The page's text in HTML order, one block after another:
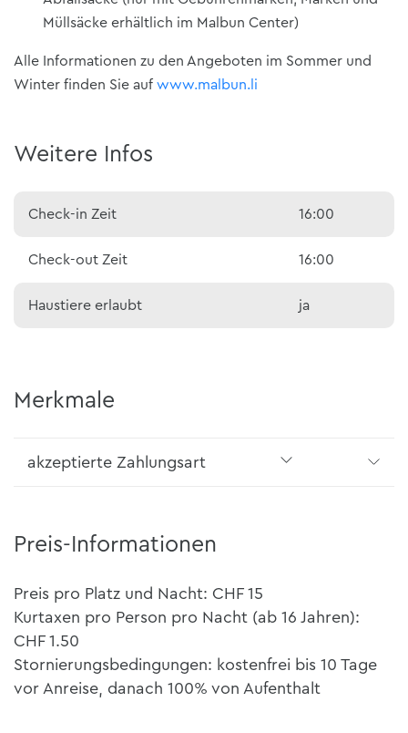
Müllsäcke erhältlich im Malbun Center)
Alle Informationen zu den Angeboten im Sommer und
Winter finden Sie auf www.malbun.li
Weitere Infos
Check-in Zeit 16:00
Check-out Zeit 16:00
Haustiere erlaubt ja
Merkmale
akzeptierte Zahlungsart
Preis-Informationen
Preis pro Platz und Nacht: CHF 15
Kurtaxen pro Person pro Nacht (ab 16 Jahren):
CHF 1.50
Stornierungsbedingungen: kostenfrei bis 10 Tage
vor Anreise, danach 100% von Aufenthalt